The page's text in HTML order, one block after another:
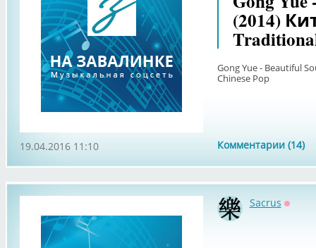
(2014)
Gong Yue - Beautiful
Chinese Pop
Комментарии (14)
19.04.2016 11:10
Sacrus